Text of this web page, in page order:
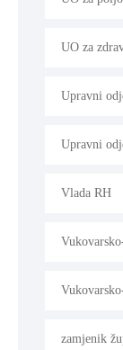
UO za
Upravni
Upravni
Vlada RH
zamjenik